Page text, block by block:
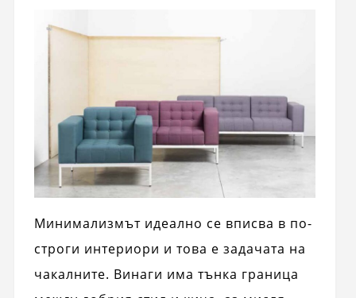
Минимализмът идеално се вписва в по-
строги интериори и това е задачата на
чакалните. Винаги има тънка граница